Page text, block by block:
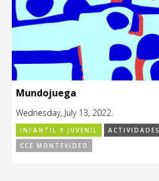
Mundojuega
Wednesday, July 13, 2022.
INFANTIL Y JUVENIL
ACTIVIDADES
CCE MONTEVIDEO